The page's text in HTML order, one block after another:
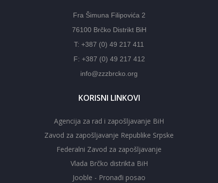
Fra Šimuna Filipovića 2
76100 Brčko Distrikt BiH
T: +387 (0) 49 217 411
F: +387 (0) 49 217 412
info@zzzbrcko.org
KORISNI LINKOVI
Agencija za rad i zapošljavanje BiH
Zavod za zapošljavanje Republike Srpske
Federalni Zavod za zapošljavanje
Vlada Brčko distrikta BiH
Jooble - Pronađi posao